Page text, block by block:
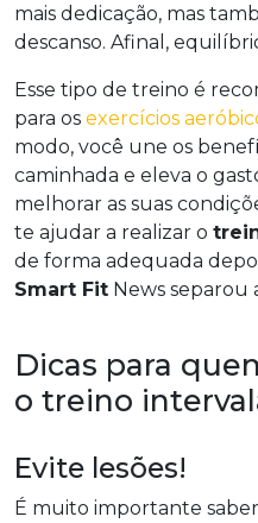
mais dedicação, mas
descanso. Afinal,
Esse tipo de treino é
para os exercícios
modo, você une os
caminhada e eleva o
melhorar as suas
te ajudar a realizar o
de forma adequada
Smart Fit News separou
Dicas para
o treino
Evite lesões!
É muito importante